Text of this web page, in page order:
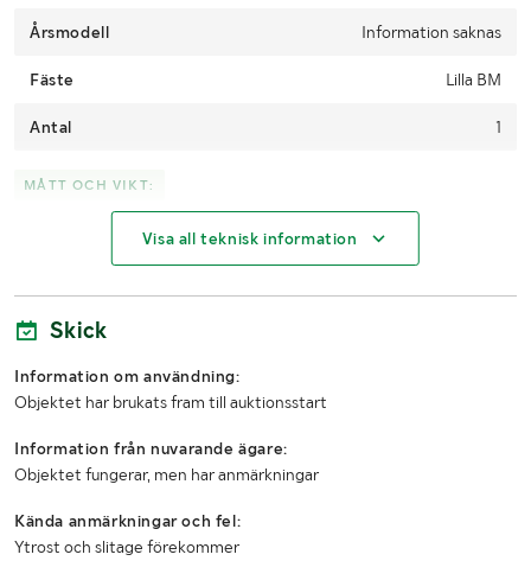
Årsmodell Information saknas
Fäste Lilla BM
Antal 1
MÅTT OCH VIKT:
Djup (mm)
LASTHJÄLPSINFORMATION:
Ryms inom pallmått
Visa all teknisk information
Skick
Information om användning:
Objektet har brukats fram till auktionsstart
Information från nuvarande ägare:
Objektet fungerar, men har anmärkningar
Kända anmärkningar och fel:
Ytrost och slitage förekommer